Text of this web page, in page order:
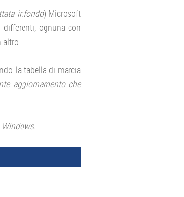
infondo) Microsoft
ognuna con
altro.
la tabella di marcia
aggiornamento che
Windows.